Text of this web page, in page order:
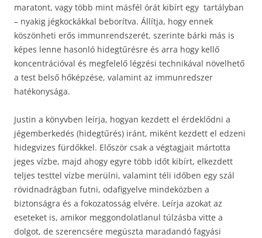
maratont, vagy több mint másfél órát kibírt egy tartályban
– nyakig jégkockákkal beborítva. Állítja, hogy ennek
köszönheti erős immunrendszerét, szerinte bárki más is
képes lenne hasonló hidegtűrésre és arra hogy kellő
koncentrációval és megfelelő légzési technikával növelhető
a test belső hőképzése, valamint az immunredszer
hatékonysága.
Justin a könyvben leírja, hogyan kezdett el érdeklődni a
jégemberkedés (hidegtűrés) iránt, miként kezdett el edzeni
hidegvizes fürdőkkel. Először csak a végtagjait mártotta
jeges vízbe, majd ahogy egyre több időt kibírt, elkezdett
teljes testtel vízbe merülni, valamint téli időben egy szál
rövidnadrágban futni, odafigyelve mindeközben a
biztonságra és a fokozatosság elvére. Leírja azokat az
eseteket is, amikor meggondolatlanul túlzásba vitte a
dolgot, de szerencsére megúszta maradandó fagyási